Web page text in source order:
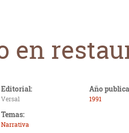
en
Editorial:
Versal
Año
1991
Temas:
Narrativa